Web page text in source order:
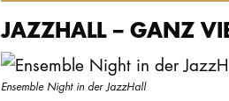
JAZZHALL – GANZ
Ensemble Night in der JazzHall